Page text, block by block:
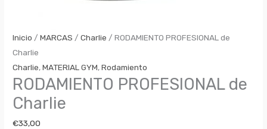
Inicio /MARCAS /Charlie / RODAMIENTO PROFESIONAL de
Charlie
Charlie,MATERIAL GYM,Rodamiento
RODAMIENTO PROFESIONAL de
Charlie
€33,00